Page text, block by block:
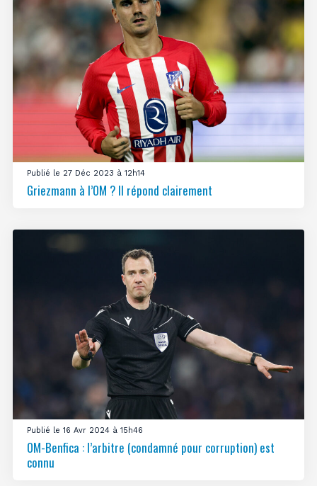
Publié le 27 Déc 2023 à 12h14
Griezmann à l’OM ? Il répond clairement
Publié le 16 Avr 2024 à 15h46
OM-Benfica : l’arbitre (condamné pour corruption) est
connu